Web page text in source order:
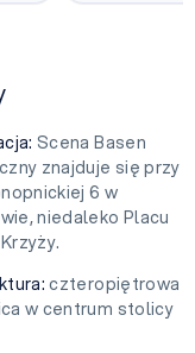
Scena Basen
znajduje się przy
6 w
niedaleko Placu
czteropiętrowa
w centrum stolicy